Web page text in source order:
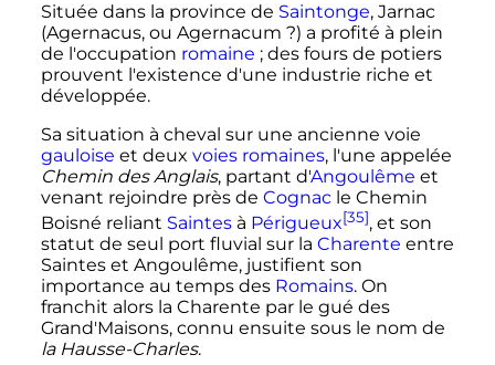
Située dans la province de Saintonge, Jarnac
(Agernacus, ou Agernacum ?) a profité à plein
de l'occupation romaine ; des fours de potiers
prouvent l'existence d'une industrie riche et
développée.
Sa situation à cheval sur une ancienne voie
gauloise et deux voies romaines, l'une appelée
Chemin des Anglais, partant d'Angoulême et
venant rejoindre près de Cognacle Chemin
Boisné reliant Saintesà Périgueux[35], et son
statut de seul port fluvial sur la Charente entre
Saintes et Angoulême, justifient son
importance au temps des Romains. On
franchit alors la Charente par le gué des
Grand'Maisons, connu ensuite sous le nom de
la Hausse-Charles.